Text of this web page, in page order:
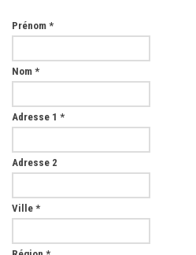
Prénom *
Nom *
Adresse 1 *
Adresse 2
Ville *